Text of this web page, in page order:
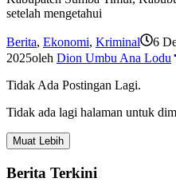
setelah mengetahui
Berita, Ekonomi, Kriminal 6
2025oleh Dion Umbu Ana Lodu
Tidak Ada Postingan Lagi.
Tidak ada lagi halaman untuk
Muat Lebih
Berita Terkini